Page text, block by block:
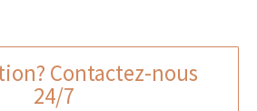
Contactez-nous
24/7